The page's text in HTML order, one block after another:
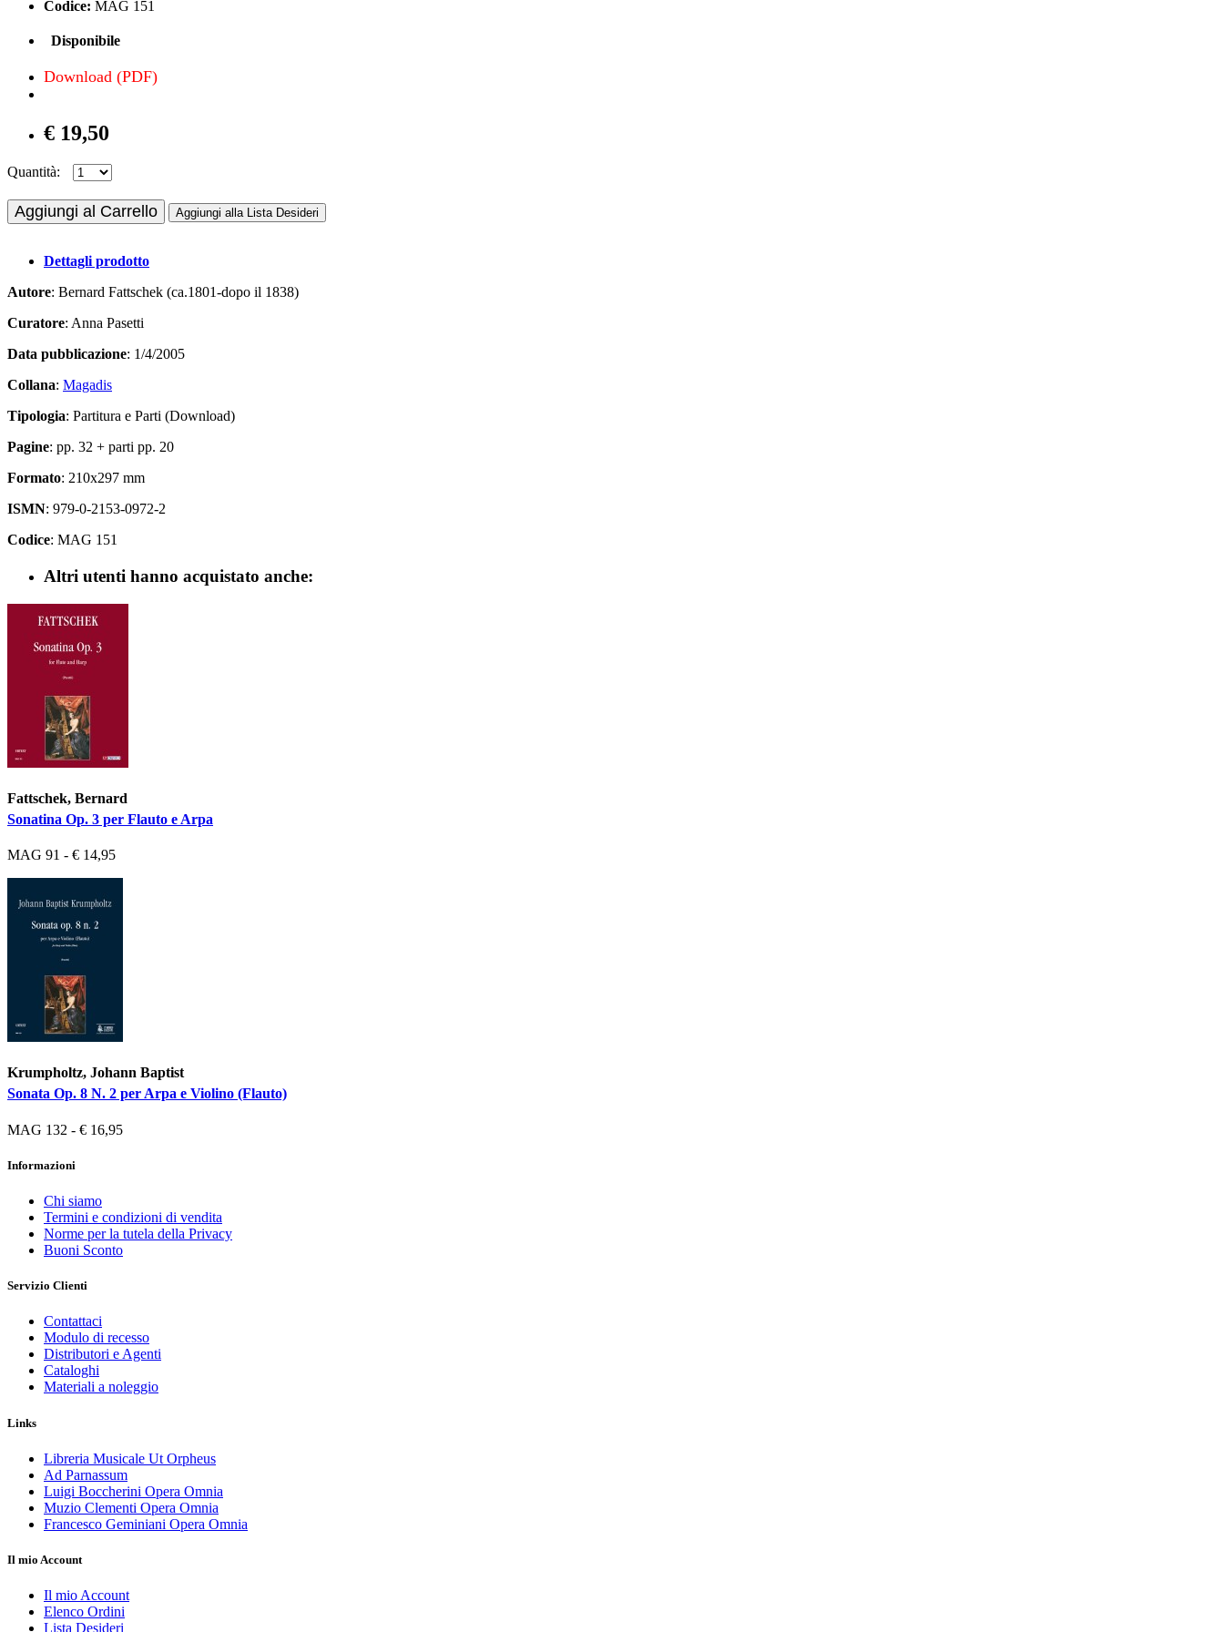
Codice: MAG 151
Disponibile
Download (PDF)
€ 19,50
Quantità:
Aggiungi al Carrello Aggiungi alla Lista Desideri
Dettagli prodotto
Autore: Bernard Fattschek (ca.1801-dopo il 1838)
Curatore: Anna Pasetti
Data pubblicazione: 1/4/2005
Collana: Magadis
Tipologia: Partitura e Parti (Download)
Pagine: pp. 32 + parti pp. 20
Formato: 210x297 mm
ISMN: 979-0-2153-0972-2
Codice: MAG 151
Altri utenti hanno acquistato anche:
Fattschek, Bernard
Sonatina Op. 3 per Flauto e Arpa
MAG 91 - € 14,95
Krumpholtz, Johann Baptist
Sonata Op. 8 N. 2 per Arpa e Violino (Flauto)
MAG 132 - € 16,95
Informazioni
Chi siamo
Termini e condizioni di vendita
Norme per la tutela della Privacy
Buoni Sconto
Servizio Clienti
Contattaci
Modulo di recesso
Distributori e Agenti
Cataloghi
Materiali a noleggio
Links
Libreria Musicale Ut Orpheus
Ad Parnassum
Luigi Boccherini Opera Omnia
Muzio Clementi Opera Omnia
Francesco Geminiani Opera Omnia
Il mio Account
Il mio Account
Elenco Ordini
Lista Desideri